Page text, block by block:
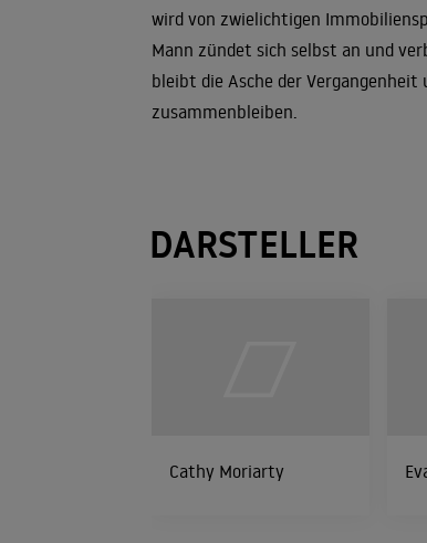
wird von zwielichtigen
Mann zündet sich selbst an und
bleibt die Asche der
zusammenbleiben.
DARSTELLER
Cathy Moriarty